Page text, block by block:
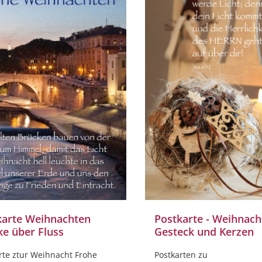
Weihnachten
über Fluss
ztur Weihnacht Frohe
Postkarte -
Gesteck und Kerzen
Postkarten zu